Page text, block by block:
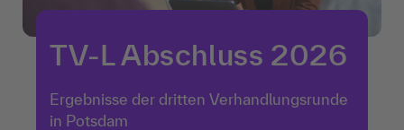
TV-L Abschluss 2026
Ergebnisse der dritten Verhandlungsrunde
in Potsdam